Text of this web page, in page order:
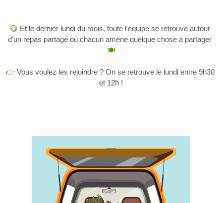
😋 Et le dernier lundi du mois, toute l'équipe se retrouve autour
🍽️
👉 Vous voulez les rejoindre ? On se retrouve le lundi entre 9h30
et 12h !